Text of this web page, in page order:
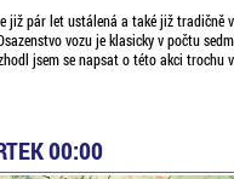
již pár let ustálená a také již tradičně
vozu je klasicky v počtu
jsem se napsat o této akci trochu
00:00